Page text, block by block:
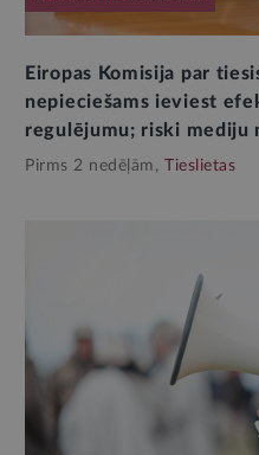
Eiropas Komisija par
nepieciešams ieviest
regulējumu; riski mediju
Pirms 2 nedēļām, Tieslietas